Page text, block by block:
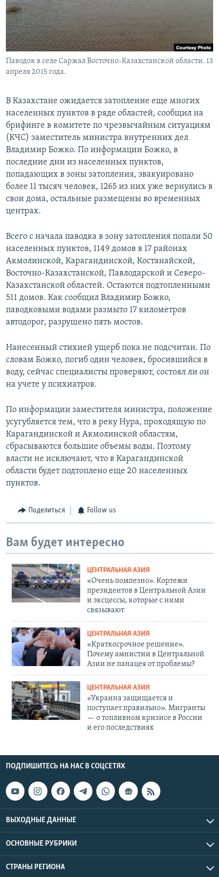
Паводок в селе Саржал Восточно-Казахстанской области. 13
апреля 2015 года.
В Казахстане ожидается затопление еще многих
населенных пунктов в ряде областей, сообщил на
брифинге в комитете по чрезвычайным ситуациям
(КЧС) заместитель министра внутренних дел
Владимир Божко. По информации Божко, в
последние дни из населенных пунктов,
попадающих в зоны затопления, эвакуировано
более 11 тысяч человек, 1265 из них уже вернулись в
свои дома, остальные размещены во временных
центрах.
Всего с начала паводка в зону затопления попали 50
населенных пунктов, 1149 домов в 17 районах
Акмолинской, Карагандинской, Костанайской,
Восточно-Казахстанской, Павлодарской и Северо-
Казахстанской областей. Остаются подтопленными
511 домов. Как сообщил Владимир Божко,
паводковыми водами размыто 17 километров
автодорог, разрушено пять мостов.
Нанесенный стихией ущерб пока не подсчитан. По
словам Божко, погиб один человек, бросившийся в
воду, сейчас специалисты проверяют, состоял ли он
на учете у психиатров.
По информации заместителя министра, положение
усугубляется тем, что в реку Нура, проходящую по
Карагандинской и Акмолинской областям,
сбрасываются большие объемы воды. Поэтому
власти не исключают, что в Карагандинской
области будет подтоплено еще 20 населенных
пунктов.
Поделиться Follow us
Вам будет интересно
ЦЕНТРАЛЬНАЯ АЗИЯ
«Очень помпезно». Кортежи
президентов в Центральной Азии
и эксцессы, которые с ними
связывают
ЦЕНТРАЛЬНАЯ АЗИЯ
«Краткосрочное решение».
Почему амнистии в Центральной
Азии не панацея от проблемы?
ЦЕНТРАЛЬНАЯ АЗИЯ
«Украина защищается и
поступает правильно». Мигранты
— о топливном кризисе в России
и его последствиях
ПОДПИШИТЕСЬ НА НАС В СОЦСЕТЯХ
ВЫХОДНЫЕ ДАННЫЕ
ОСНОВНЫЕ РУБРИКИ
СТРАНЫ РЕГИОНА